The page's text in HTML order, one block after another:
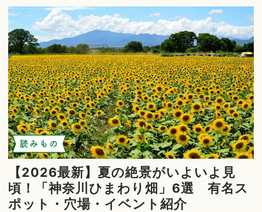
読みもの
【2026最新】夏の絶景がいよいよ見
頃！「神奈川ひまわり畑」6選 有名ス
ポット・穴場・イベント紹介